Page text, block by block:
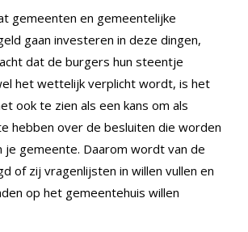
gemeenten en gemeentelijke
gaan investeren in deze dingen,
dat de burgers hun steentje
het wettelijk verplicht wordt, is het
ook te zien als een kans om als
hebben over de besluiten die worden
je gemeente. Daarom wordt van de
of zij vragenlijsten in willen vullen en
op het gemeentehuis willen